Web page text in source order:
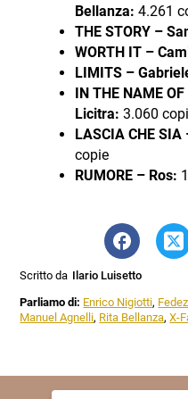
Bellanza: 4.261
THE STORY –
WORTH IT –
LIMITS –
IN THE NAME
Licitra: 3.060
LASCIA CHE
copie
RUMORE – Ros:
Scritto da Ilario Luisetto
Parliamo di: Enrico Nigiotti, Fedez
Manuel Agnelli, Rita Bellanza,X-